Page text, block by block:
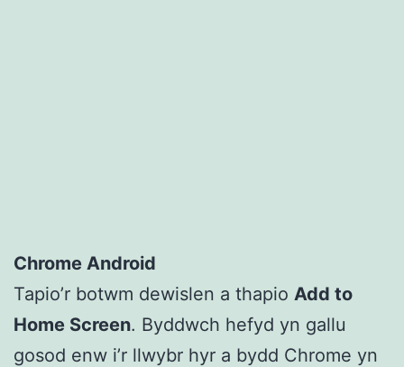
Chrome Android
Tapio’r botwm dewislen a thapio Add to
Home Screen. Byddwch hefyd yn gallu
gosod enw i’r llwybr hyr a bydd Chrome yn